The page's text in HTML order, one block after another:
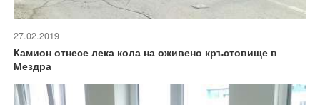
27.02.2019
Камион отнесе лека кола на оживено кръстовище в
Мездра